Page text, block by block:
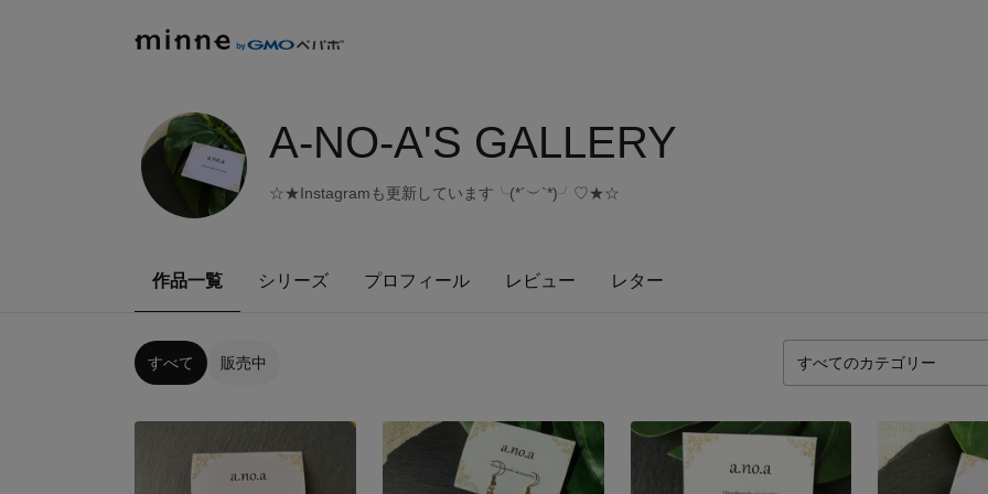
A-NO-A'S GALLERY
☆★Instagramも更新しています╰(*´︶`*)╯♡★☆
作品一覧 シリーズ プロフィール レビュー レター
すべて 販売中